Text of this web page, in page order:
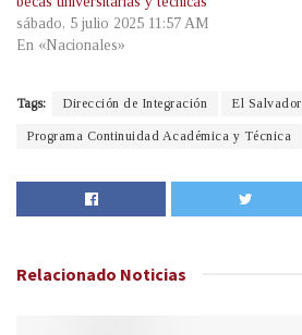
sábado, 5 julio 2025 11:57 AM
En «Nacionales»
Tags: Dirección de Integración El Salvador
Programa Continuidad Académica y Técnica
Relacionado Noticias